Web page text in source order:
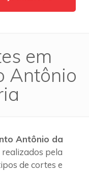
em
Antônio
Antônio da
pela
de cortes e